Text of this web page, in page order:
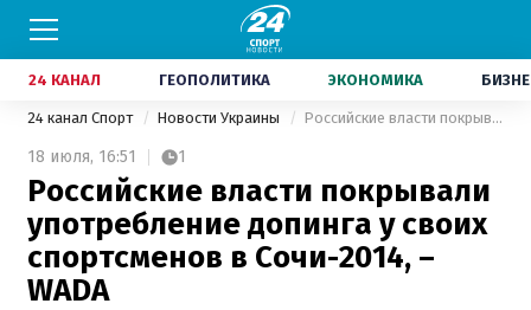
24 КАНАЛ ГЕОПОЛИТИКА ЭКОНОМИКА
24 канал Спорт Новости Украины Российские власти покрывали употребление допинга у своих спортсменов в Сочи-2014, – WADA
18 июля, 16:51 1
Российские власти покрывали
употребление допинга у своих
спортсменов в Сочи-2014, –
WADA